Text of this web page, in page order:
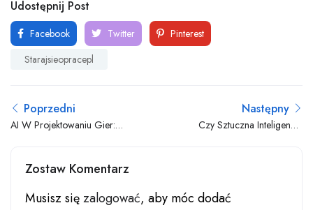
Udostępnij Post
Facebook Twitter
Pinterest
Starajsieopracepl
Poprzedni
AI W Projektowaniu Gier:
Następny
Czy Sztuczna Inteligencja
Zostaw Komentarz
Musisz sięzalogować, aby móc dodać